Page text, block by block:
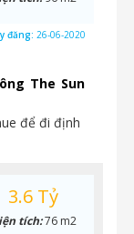
The Sun
để đi định
đăng: 26-06-2020
3.6 Tỷ
tích:76 m2